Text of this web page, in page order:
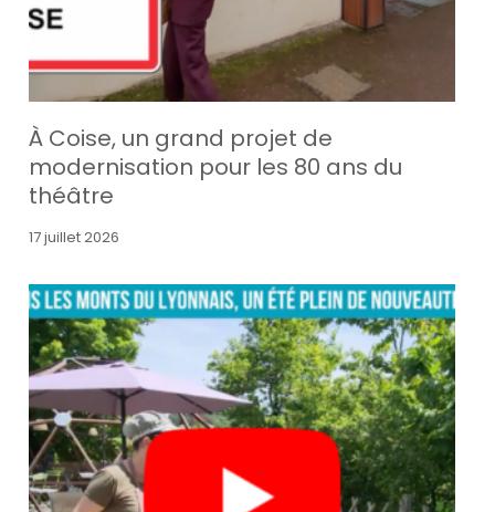
À Coise, un grand projet de
modernisation pour les 80 ans du
théâtre
17 juillet 2026